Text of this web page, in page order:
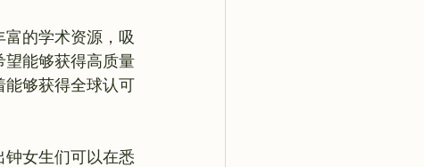
的学术资源，吸
望能够获得高质量
能够获得全球认可
女生们可以在悉